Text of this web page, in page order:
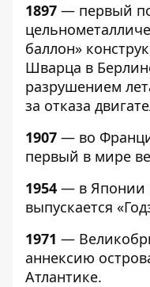
1897 — первый
баллон»
Шварца в
разрушением
за отказа
1907 — во
первый в мире
1954 — в Японии
выпускается
1971 —
аннексию
Атлантике.